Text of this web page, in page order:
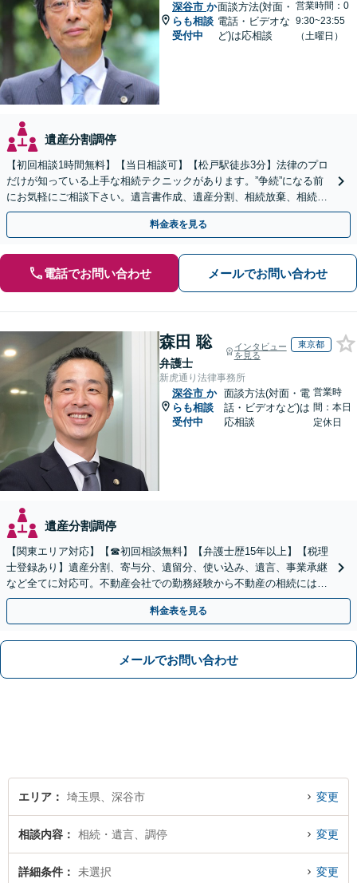
深谷市 か
らも相談
受付中
面談方法(対面・
電話・ビデオな
ど)は応相談
営業時間：0
9:30~23:55
（土曜日）
遺産分割調停
【初回相談1時間無料】【当日相談可】【松戸駅徒歩3分】法律のプロ
だけが知っている上手な相続テクニックがあります。”争続”になる前
にお気軽にご相談下さい。遺言書作成、遺産分割、相続放棄、相続税
のことなど弁護経験豊富です。
料金表を見る
電話でお問い合わせ メールでお問い合わせ
森田 聡
弁護士
インタビュー
を見る
東京都
新虎通り法律事務所
深谷市 か
らも相談
受付中
面談方法(対面・電
話・ビデオなど)は
応相談
営業時
間：本日
定休日
遺産分割調停
【関東エリア対応】【☎︎初回相談無料】【弁護士歴15年以上】【税理
士登録あり】遺産分割、寄与分、遺留分、使い込み、遺言、事業承継
など全てに対応可。不動産会社での勤務経験から不動産の相続には特
に的確に対応【出張サービス】【夜間・休日面談】
料金表を見る
メールでお問い合わせ
エリア 埼玉県、深谷市 変更
相談内容 相続・遺言、調停 変更
詳細条件 未選択 変更